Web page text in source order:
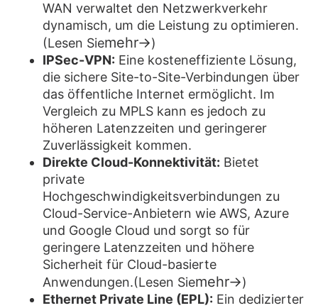
WAN verwaltet den Netzwerkverkehr
dynamisch, um die Leistung zu optimieren.
(Lesen Siemehr→)
IPSec-VPN: Eine kosteneffiziente Lösung,
die sichere Site-to-Site-Verbindungen über
das öffentliche Internet ermöglicht. Im
Vergleich zu MPLS kann es jedoch zu
höheren Latenzzeiten und geringerer
Zuverlässigkeit kommen.
Direkte Cloud-Konnektivität: Bietet
private
Hochgeschwindigkeitsverbindungen zu
Cloud-Service-Anbietern wie AWS, Azure
und Google Cloud und sorgt so für
geringere Latenzzeiten und höhere
Sicherheit für Cloud-basierte
Anwendungen.(Lesen Siemehr→)
Ethernet Private Line (EPL): Ein dedizierter